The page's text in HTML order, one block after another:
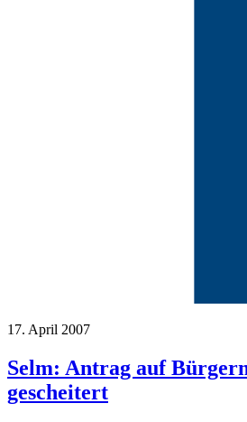
17. April 2007
Selm: Antrag auf
gescheitert